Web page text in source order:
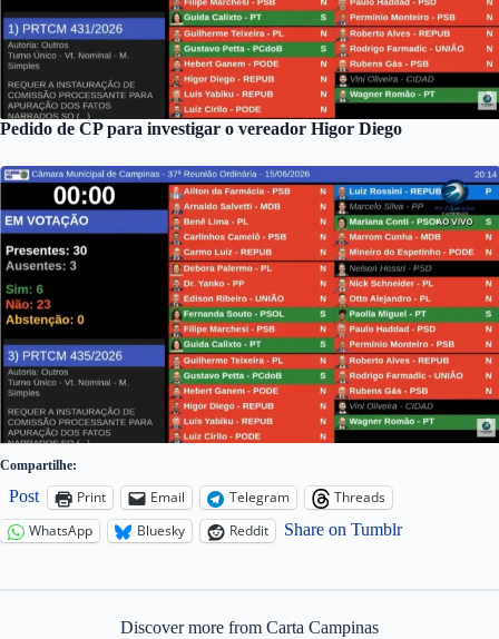
Pedido de CP para investigar o vereador Higor Diego
Compartilhe:
Post Print Email Telegram
Threads
WhatsApp
Bluesky Reddit Share on Tumblr
Discover more from Carta Campinas